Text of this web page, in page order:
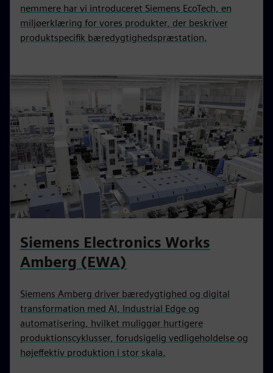
nemmere har vi introduceret Siemens EcoTech, en
miljøerklæring for vores produkter, der beskriver
produktspecifik bæredygtighedspræstation.
Siemens Electronics Works
Amberg (EWA)
Siemens Amberg driver bæredygtighed og digital
transformation med AI, Industrial Edge og
automatisering, hvilket muliggør hurtigere
produktionscyklusser, forudsigelig vedligeholdelse og
højeffektiv produktion i stor skala.